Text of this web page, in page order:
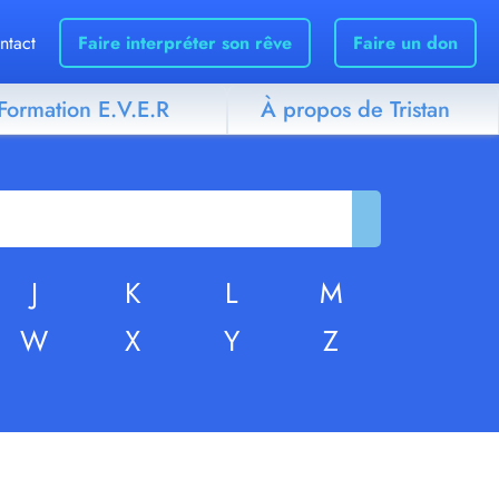
Faire interpréter son rêve Faire un don
E.V.E.R À propos de Tristan
J K L
M
W X Y Z